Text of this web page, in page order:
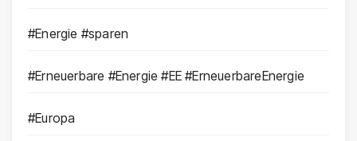
#Energie #sparen
#Erneuerbare #Energie #EE #ErneuerbareEnergie
#Europa